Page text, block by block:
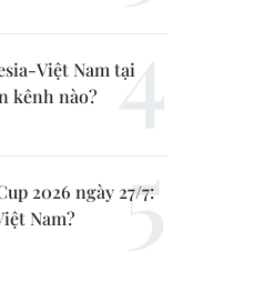
Việt Nam tại
kênh nào?
2026 ngày 27/7:
Nam?